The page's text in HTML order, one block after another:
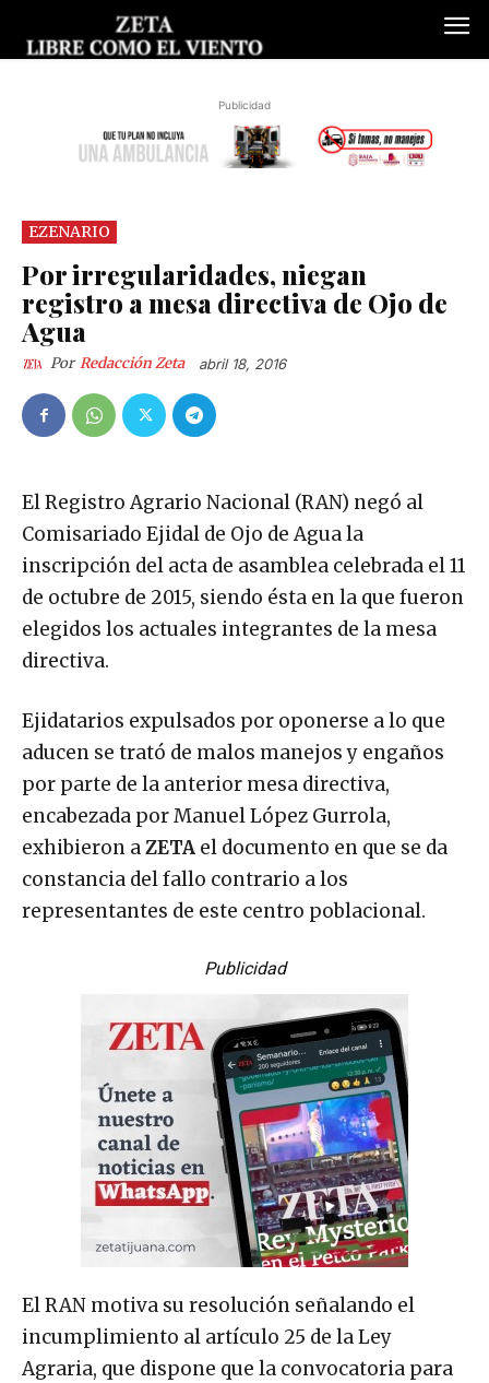
Publicidad
EZENARIO
Por irregularidades, niegan
registro a mesa directiva de Ojo de
Agua
Por Redacción Zeta abril 18, 2016
El Registro Agrario Nacional (RAN) negó al
Comisariado Ejidal de Ojo de Agua la
inscripción del acta de asamblea celebrada el 11
de octubre de 2015, siendo ésta en la que fueron
elegidos los actuales integrantes de la mesa
directiva.
Ejidatarios expulsados por oponerse a lo que
aducen se trató de malos manejos y engaños
por parte de la anterior mesa directiva,
encabezada por Manuel López Gurrola,
exhibieron aZETA el documento en que se da
constancia del fallo contrario a los
representantes de este centro poblacional.
Publicidad
El RAN motiva su resolución señalando el
incumplimiento al artículo 25 de la Ley
Agraria, que dispone que la convocatoria para